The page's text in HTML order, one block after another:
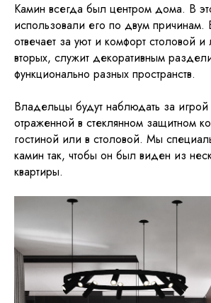
Камин всегда был центром дома. В
использовали его по двум причинам.
отвечает за уют и комфорт столовой
вторых, служит декоративным
функционально разных пространств.
Владельцы будут наблюдать за
отраженной в стеклянном защитном
гостиной или в столовой. Мы
камин так, чтобы он был виден из
квартиры.